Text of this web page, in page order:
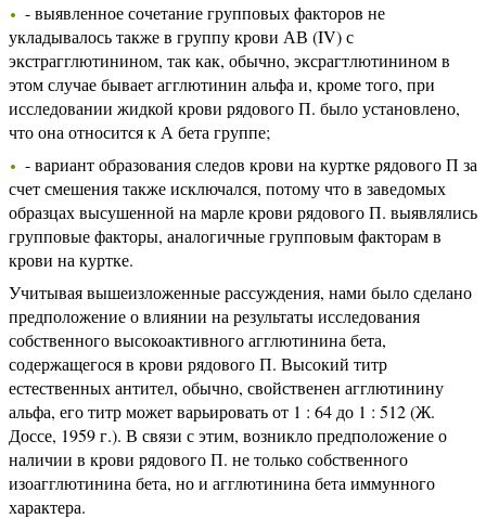
- выявленное сочетание групповых факторов не
укладывалось также в группу крови АВ (IV) с
экстрагглютинином, так как, обычно, эксрагтлютинином в
этом случае бывает агглютинин альфа и, кроме того, при
исследовании жидкой крови рядового П. было установлено,
что она относится к А бета группе;
- вариант образования следов крови на куртке рядового П за
счет смешения также исключался, потому что в заведомых
образцах высушенной на марле крови рядового П. выявлялись
групповые факторы, аналогичные групповым факторам в
крови на куртке.
Учитывая вышеизложенные рассуждения, нами было сделано
предположение о влиянии на результаты исследования
собственного высокоактивного агглютинина бета,
содержащегося в крови рядового П. Высокий титр
естественных антител, обычно, свойственен агглютинину
альфа, его титр может варьировать от 1 : 64 до 1 : 512 (Ж.
Доссе, 1959 г.). В связи с этим, возникло предположение о
наличии в крови рядового П. не только собственного
изоагглютинина бета, но и агглютинина бета иммунного
характера.